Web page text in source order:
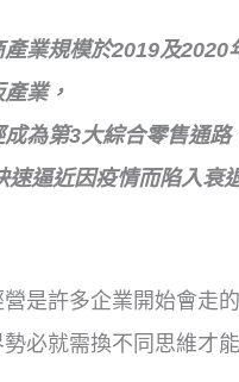
業規模於2019及2020
業，
為第3大綜合零售通路
速逼近因疫情而陷入衰
是許多企業開始會走
必就需換不同思維才